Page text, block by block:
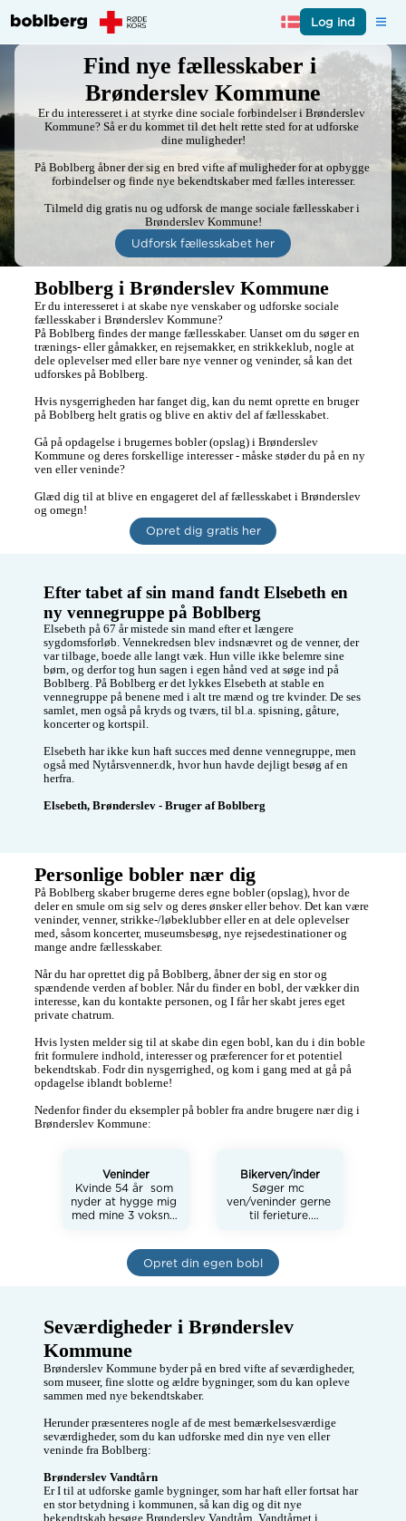
Log ind
Find nye fællesskaber i
Brønderslev Kommune
Er du interesseret i at styrke dine sociale forbindelser i Brønderslev
Kommune? Så er du kommet til det helt rette sted for at udforske
dine muligheder!
På Boblberg åbner der sig en bred vifte af muligheder for at opbygge
forbindelser og finde nye bekendtskaber med fælles interesser.
Tilmeld dig gratis nu og udforsk de mange sociale fællesskaber i
Brønderslev Kommune!
Udforsk fællesskabet her
Boblberg i Brønderslev Kommune
Er du interesseret i at skabe nye venskaber og udforske sociale
fællesskaber i Brønderslev Kommune?
På Boblberg findes der mange fællesskaber. Uanset om du søger en
trænings- eller gåmakker, en rejsemakker, en strikkeklub, nogle at
dele oplevelser med eller bare nye venner og veninder, så kan det
udforskes på Boblberg.
Hvis nysgerrigheden har fanget dig, kan du nemt oprette en bruger
på Boblberg helt gratis og blive en aktiv del af fællesskabet.
Gå på opdagelse i brugernes bobler (opslag) i Brønderslev
Kommune og deres forskellige interesser - måske støder du på en ny
ven eller veninde?
Glæd dig til at blive en engageret del af fællesskabet i Brønderslev
og omegn!
Opret dig gratis her
Efter tabet af sin mand fandt Elsebeth en
ny vennegruppe på Boblberg
Elsebeth på 67 år mistede sin mand efter et længere
sygdomsforløb. Vennekredsen blev indsnævret og de venner, der
var tilbage, boede alle langt væk. Hun ville ikke belemre sine
børn, og derfor tog hun sagen i egen hånd ved at søge ind på
Boblberg. På Boblberg er det lykkes Elsebeth at stable en
vennegruppe på benene med i alt tre mænd og tre kvinder. De ses
samlet, men også på kryds og tværs, til bl.a. spisning, gåture,
koncerter og kortspil.
Elsebeth har ikke kun haft succes med denne vennegruppe, men
også med Nytårsvenner.dk, hvor hun havde dejligt besøg af en
herfra.
Elsebeth, Brønderslev - Bruger af Boblberg
Personlige bobler nær dig
På Boblberg skaber brugerne deres egne bobler (opslag), hvor de
deler en smule om sig selv og deres ønsker eller behov. Det kan være
veninder, venner, strikke-/løbeklubber eller en at dele oplevelser
med, såsom koncerter, museumsbesøg, nye rejsedestinationer og
mange andre fællesskaber.
Når du har oprettet dig på Boblberg, åbner der sig en stor og
spændende verden af bobler. Når du finder en bobl, der vækker din
interesse, kan du kontakte personen, og I får her skabt jeres eget
private chatrum.
Hvis lysten melder sig til at skabe din egen bobl, kan du i din boble
frit formulere indhold, interesser og præferencer for et potentiel
bekendtskab. Fodr din nysgerrighed, og kom i gang med at gå på
opdagelse iblandt boblerne!
Nedenfor finder du eksempler på bobler fra andre brugere nær dig i
Brønderslev Kommune:
Veninder
Kvinde 54 år  som
nyder at hygge mig
med mine 3 voksne
og jeg er lige blevet
mormor til en dejlig
glæde i hverdagen
og sørger for at jeg
osse bliver luftet😀
mine “gamle
veninder”bor et par
timers kørsel fra
mig og derfor
kunne det være
skønt hvis der var
nogen tæt på
Brønderslev der
kunne have lyst til
at ses😀 jeg kan lide
bræt og
kortspil,komme på
Bikerven/inder
Søger mc
ven/veninder gerne
til ferieture.
rolig, humoristisk
moden mand.
på min motorcykel
pt. Yamaha fjr 1300,
torsdagen
Hvor vi hygger i
klubhuset om
aftenture om
sommeren
Søger nogen(
Tæt på Brønderslev
Opret din egen bobl
Seværdigheder i Brønderslev
Kommune
Brønderslev Kommune byder på en bred vifte af seværdigheder,
som museer, fine slotte og ældre bygninger, som du kan opleve
sammen med nye bekendtskaber.
Herunder præsenteres nogle af de mest bemærkelsesværdige
seværdigheder, som du kan udforske med din nye ven eller
veninde fra Boblberg:
Brønderslev Vandtårn
Er I til at udforske gamle bygninger, som har haft eller fortsat har
en stor betydning i kommunen, så kan dig og dit nye
bekendtskab besøge Brønderslev Vandtårn. Vandtårnet i